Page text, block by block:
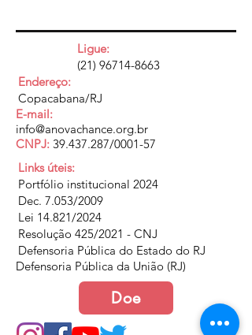
Ligue:
(21) 96714-8663
Endereço:
Copacabana/RJ
E-mail:
info@anovachance.org.br
CNPJ: 39.437.287/0001-57
Links úteis:
Portfólio institucional 2024
Dec. 7.053/2009
Lei 14.821/2024
Resolução 425/2021 - CNJ
Defensoria Pública do Estado do RJ
Defensoria Pública da União (RJ)
Doe